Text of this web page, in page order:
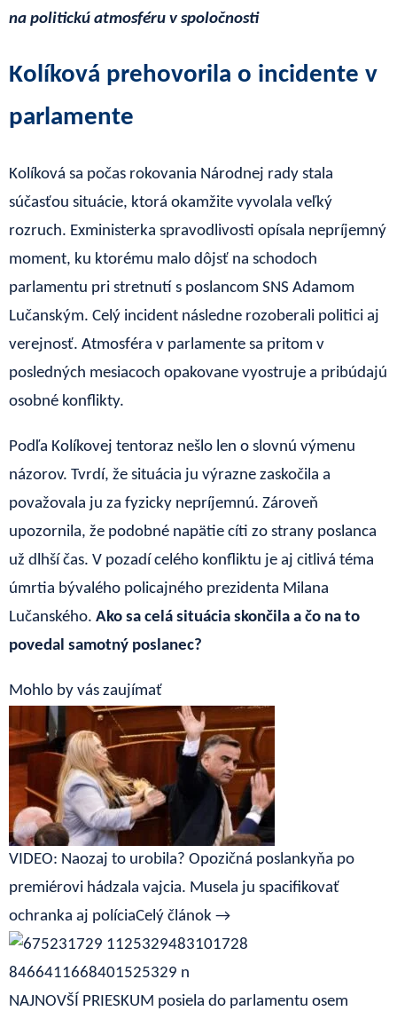
na politickú atmosféru v spoločnosti
Kolíková prehovorila o incidente v
parlamente
Kolíková sa počas rokovania Národnej rady stala
súčasťou situácie, ktorá okamžite vyvolala veľký
rozruch. Exministerka spravodlivosti opísala nepríjemný
moment, ku ktorému malo dôjsť na schodoch
parlamentu pri stretnutí s poslancom SNS Adamom
Lučanským. Celý incident následne rozoberali politici aj
verejnosť. Atmosféra v parlamente sa pritom v
posledných mesiacoch opakovane vyostruje a pribúdajú
osobné konflikty.
Podľa Kolíkovej tentoraz nešlo len o slovnú výmenu
názorov. Tvrdí, že situácia ju výrazne zaskočila a
považovala ju za fyzicky nepríjemnú. Zároveň
upozornila, že podobné napätie cíti zo strany poslanca
už dlhší čas. V pozadí celého konfliktu je aj citlivá téma
úmrtia bývalého policajného prezidenta Milana
Lučanského. Ako sa celá situácia skončila a čo na to
povedal samotný poslanec?
Mohlo by vás zaujímať
VIDEO: Naozaj to urobila? Opozičná poslankyňa po
premiérovi hádzala vajcia. Musela ju spacifikovať
ochranka aj políciaCelý článok →
NAJNOVŠÍ PRIESKUM posiela do parlamentu osem